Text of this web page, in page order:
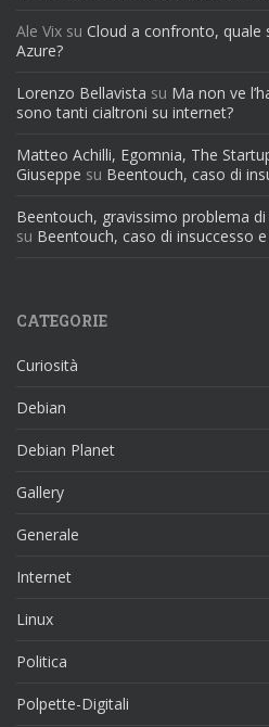
Ale Vix su Cloud a confronto, quale
Azure?
Lorenzo Bellavista su Ma non ve
sono tanti cialtroni su internet?
Matteo Achilli, Egomnia, The
Giuseppe su Beentouch, caso di
Beentouch, gravissimo problema
su Beentouch, caso di insuccesso
CATEGORIE
Curiosità
Debian
Debian Planet
Gallery
Generale
Internet
Linux
Politica
Polpette-Digitali